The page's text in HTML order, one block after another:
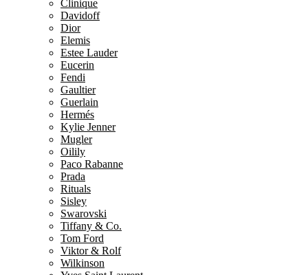
Clinique
Davidoff
Dior
Elemis
Estee Lauder
Eucerin
Fendi
Gaultier
Guerlain
Hermés
Kylie Jenner
Mugler
Oilily
Paco Rabanne
Prada
Rituals
Sisley
Swarovski
Tiffany & Co.
Tom Ford
Viktor & Rolf
Wilkinson